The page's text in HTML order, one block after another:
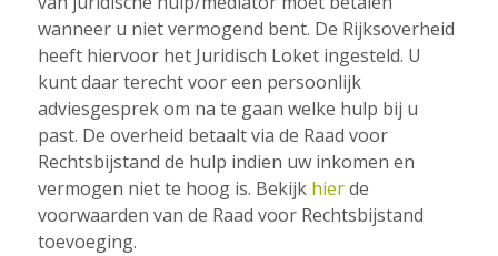
wanneer u niet vermogend bent. De Rijksoverheid
heeft hiervoor het Juridisch Loket ingesteld. U
kunt daar terecht voor een persoonlijk
adviesgesprek om na te gaan welke hulp bij u
past. De overheid betaalt via de Raad voor
Rechtsbijstand de hulp indien uw inkomen en
vermogen niet te hoog is. Bekijk hierde
voorwaarden van de Raad voor Rechtsbijstand
toevoeging.